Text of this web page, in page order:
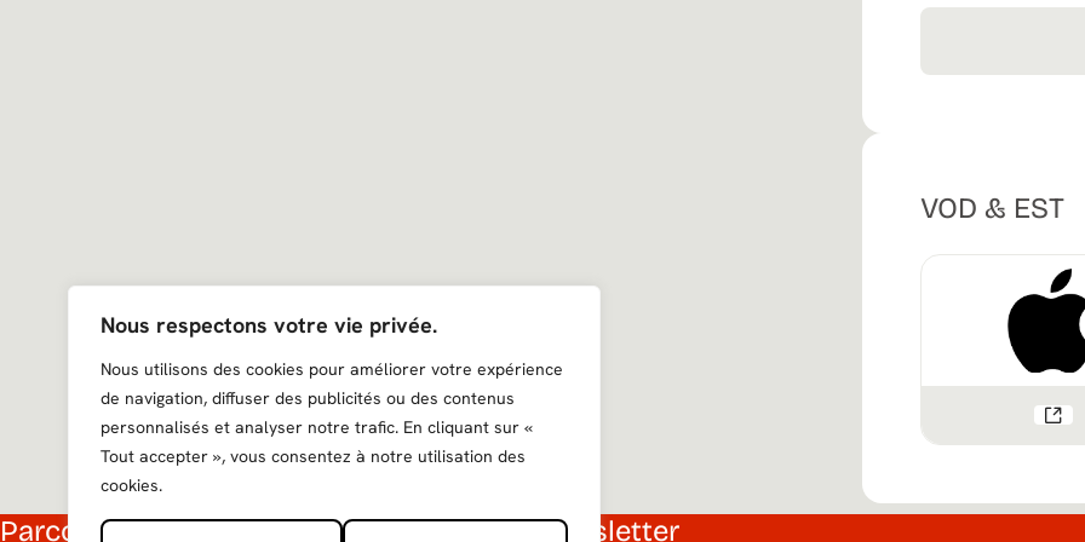
Nous respectons votre vie privée.
Nous utilisons des cookies pour améliorer votre expérience
de navigation, diffuser des publicités ou des contenus
personnalisés et analyser notre trafic. En cliquant sur «
Tout accepter », vous consentez à notre utilisation des
cookies.
VOD & EST
Parcourir nos cataloguesRecevez notre Newsletter